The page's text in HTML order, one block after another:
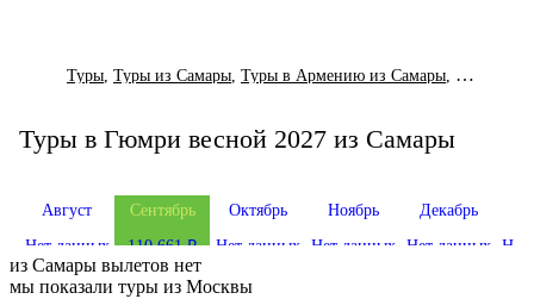
Туры Туры из Самары Туры в Армению из Самары Туры в
Туры в Гюмри весной 2027 из Самары
Август
Нет данных
Сентябрь
110 661 ₽
Октябрь
Нет данных
Ноябрь
Нет данных
Декабрь
Нет данных
Нет
из Самары вылетов нет
мы показали туры из Москвы